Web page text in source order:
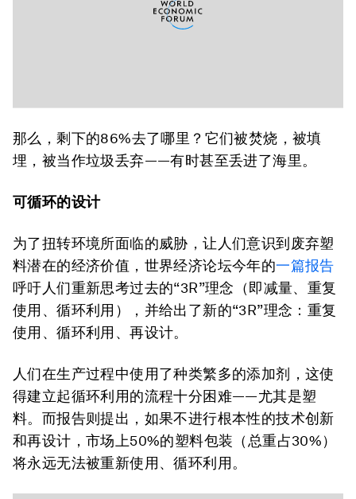
那么，剩下的86%去了哪里？它们被焚烧，被填
埋，被当作垃圾丢弃——有时甚至丢进了海里。
可循环的设计
为了扭转环境所面临的威胁，让人们意识到废弃塑
料潜在的经济价值，世界经济论坛今年的一篇报告
呼吁人们重新思考过去的“3R”理念（即减量、重复
使用、循环利用），并给出了新的“3R”理念：重复
使用、循环利用、再设计。
人们在生产过程中使用了种类繁多的添加剂，这使
得建立起循环利用的流程十分困难——尤其是塑
料。而报告则提出，如果不进行根本性的技术创新
和再设计，市场上50%的塑料包装（总重占30%）
将永远无法被重新使用、循环利用。